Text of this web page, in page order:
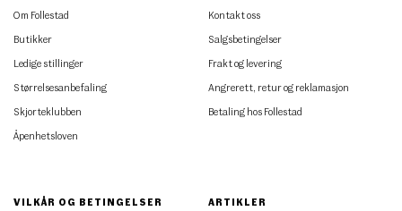
Om Follestad
Butikker
Ledige stillinger
Størrelsesanbefaling
Skjorteklubben
Åpenhetsloven
Kontakt oss
Salgsbetingelser
Frakt og levering
Angrerett, retur og reklamasjon
Betaling hos Follestad
VILKÅR OG BETINGELSER ARTIKLER